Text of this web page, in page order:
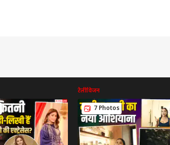
टेलीविजन
7 Photos